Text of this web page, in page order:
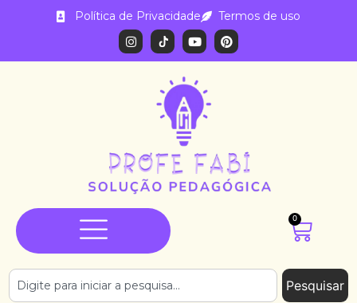
Política de Privacidade Termos de uso
0
Pesquisar